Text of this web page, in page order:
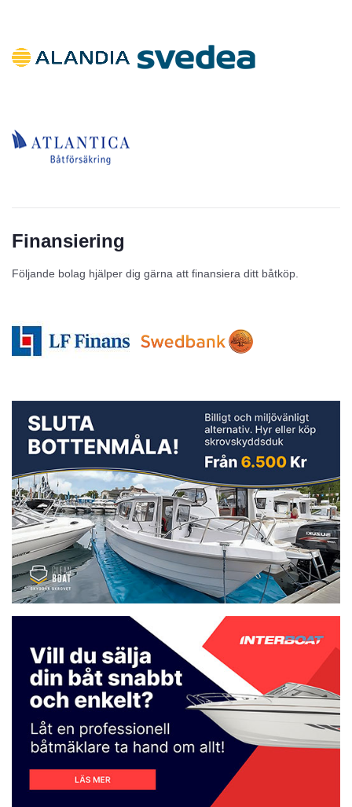
Finansiering
Följande bolag hjälper dig gärna att finansiera ditt båtköp.